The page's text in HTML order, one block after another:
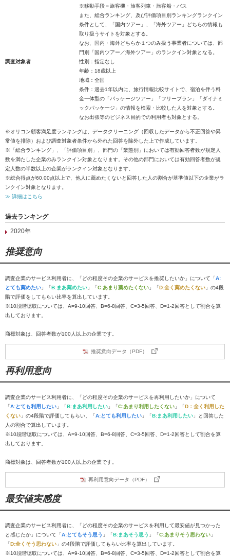
※移動手段＝旅客機・旅客列車・旅客船・バス
また、総合ランキング、及び評価項目別ランキングランクイン
条件として、「国内ツアー」、「海外ツアー」どちらの情報も
取り扱うサイトを対象とする。
なお、国内・海外どちらか１つのみ扱う事業者については、部
門別「国内ツアー／海外ツアー」のランクイン対象となる。
調査対象者
性別：指定なし
年齢：18歳以上
地域：全国
条件：過去1年以内に、旅行情報比較サイトで、宿泊を伴う料
金一体型の「パッケージツアー」「フリープラン」「ダイナミ
ックパッケージ」の情報を検索・比較した人を対象とする。
なお出張等のビジネス目的での利用者も対象とする。
※オリコン顧客満足度ランキングは、データクリーニング（回収したデータから不正回答や異
常値を排除）および調査対象者条件から外れた回答を除外した上で作成しています。
※「総合ランキング」、「評価項目別」、部門の「業態別」においては有効回答者数が規定人
数を満たした企業のみランクイン対象となります。その他の部門においては有効回答者数が規
定人数の半数以上の企業がランクイン対象となります。
※総合得点が60.00点以上で、他人に薦めたくないと回答した人の割合が基準値以下の企業がラ
ンクイン対象となります。
≫ 詳細はこちら
過去ランキング
2020年
推奨意向
調査企業のサービス利用者に、「どの程度その企業のサービスを推奨したいか」について「A:
とても薦めたい 」「B:まあ薦めたい 」「C:あまり薦めたくない 」「D:全く薦めたくない 」の4段
階で評価をしてもらい比率を算出しています。
※10段階聴取については、A=9-10回答、B=6-8回答、C=3-5回答、D=1-2回答として割合を算
出しております。
商標対象は、回答者数が100人以上の企業です。
推奨意向データ（PDF）
再利用意向
調査企業のサービス利用者に、「どの程度その企業のサービスを再利用したいか」について
「A:とても利用したい 」「B:まあ利用したい 」「C:あまり利用したくない 」「D：全く利用した
くない 」の4段階で評価してもらい、「A:とても利用したい 」「B:まあ利用したい 」と回答した
人の割合で算出しています。
※10段階聴取については、A=9-10回答、B=6-8回答、C=3-5回答、D=1-2回答として割合を算
出しております。
商標対象は、回答者数が100人以上の企業です。
再利用意向データ（PDF）
最安値実感度
調査企業のサービス利用者に、「どの程度その企業のサービスを利用して最安値が見つかった
と感じたか」について「A:とてもそう思う 」「B:まあそう思う 」「C:あまりそう思わない 」
「D:全くそう思わない 」の4段階で評価してもらい比率を算出しています。
※10段階聴取については、A=9-10回答、B=6-8回答、C=3-5回答、D=1-2回答として割合を算